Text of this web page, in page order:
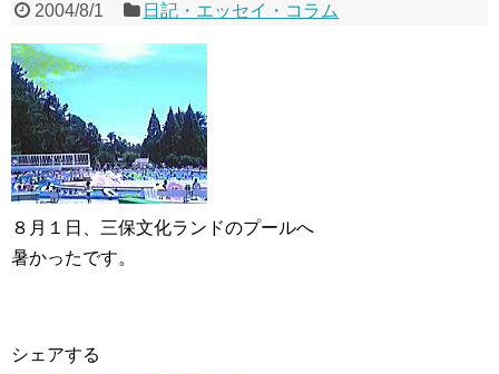
2004/8/1 日記・エッセイ・コラム
８月１日、三保文化ランドのプールへ
暑かったです。
シェアする